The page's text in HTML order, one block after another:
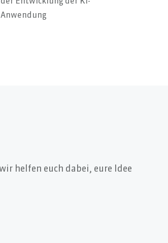
Anwendung
helfen euch dabei, eure Idee